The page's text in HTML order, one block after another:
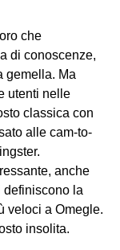
che
di conoscenze,
gemella. Ma
utenti nelle
classica con
alle cam-to-
anche
definiscono la
veloci a Omegle.
insolita.